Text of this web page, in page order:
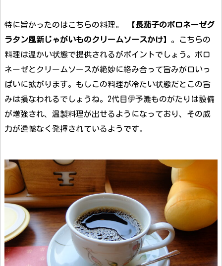
特に旨かったのはこちらの料理。 【長茄子のボロネーゼグ
ラタン風新じゃがいものクリームソースかけ】。こちらの
料理は温かい状態で提供されるがポイントでしょう。ボロ
ネーゼとクリームソースが絶妙に絡み合って旨みが口いっ
ぱいに拡がります。もしこの料理が冷たい状態だとこの旨
みは損なわれるでしょうね。2代目伊予灘ものがたりは設備
が増強され、温製料理が出せるようになっており、その威
力が遺憾なく発揮されているようです。